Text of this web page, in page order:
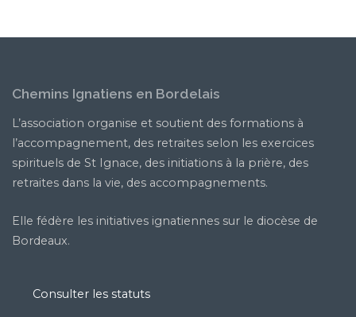
Chemins Ignatiens en Bordelais
L’association organise et soutient des formations à
l’accompagnement, des retraites selon les exercices
spirituels de St Ignace, des initiations à la prière, des
retraites dans la vie, des accompagnements.
Elle fédère les initiatives ignatiennes sur le diocèse de
Bordeaux.
Consulter les statuts